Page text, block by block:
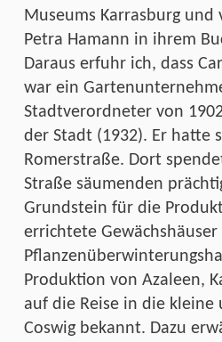
Museums Karrasburg
Petra Hamann in ihrem
Daraus erfuhr ich, dass
war ein
Stadtverordneter von
der Stadt (1932). Er hatte
Romerstraße. Dort
Straße säumenden
Grundstein für die
errichtete
Produktion von Azaleen,
auf die Reise in die
Coswig bekannt. Dazu